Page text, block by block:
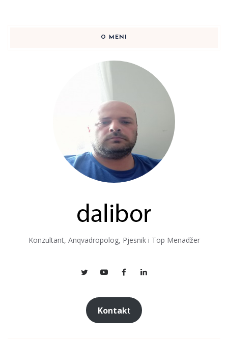
O MENI
Konzultant, Anqvadropolog, Pjesnik i Top Menadžer
Kontakt